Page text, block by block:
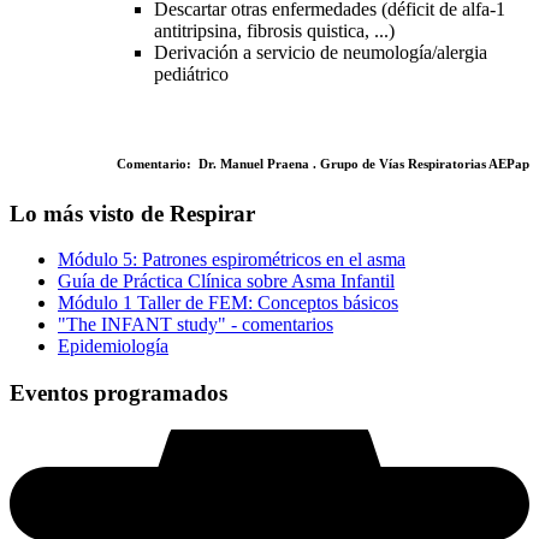
Descartar otras enfermedades (déficit de alfa-1
antitripsina, fibrosis quistica, ...)
Derivación a servicio de neumología/alergia
pediátrico
Comentario: Dr. Manuel Praena . Grupo de Vías Respiratorias AEPap
Lo más visto de Respirar
Módulo 5: Patrones espirométricos en el asma
Guía de Práctica Clínica sobre Asma Infantil
Módulo 1 Taller de FEM: Conceptos básicos
"The INFANT study" - comentarios
Epidemiología
Eventos programados